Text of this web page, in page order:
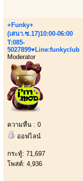
+Funky+
(เสนา.ซ.17)10:00-06:00
T:085-
5027899♥Line:funkyclub
Moderator
ความหื่น : 0
ออฟไลน์
กระทู้: 71,697
โพสต์: 4,936